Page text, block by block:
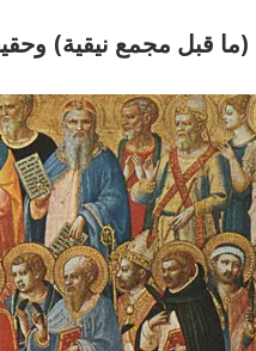
(ما قبل مجمع نيقية)